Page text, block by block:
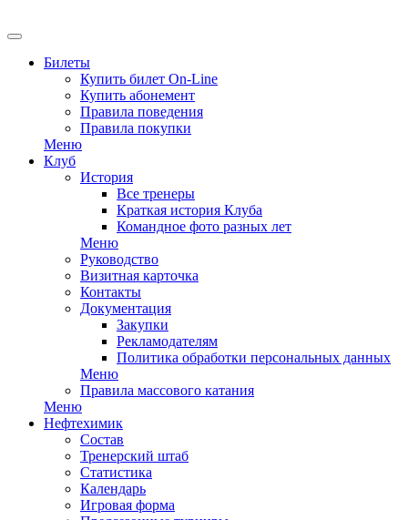
Билеты
Купить билет On-Line
Купить абонемент
Правила поведения
Правила покупки
Меню
Клуб
История
Все тренеры
Краткая история Клуба
Командное фото разных лет
Меню
Руководство
Визитная карточка
Контакты
Документация
Закупки
Рекламодателям
Политика обработки персональных данных
Меню
Правила массового катания
Меню
Нефтехимик
Состав
Тренерский штаб
Статистика
Календарь
Игровая форма